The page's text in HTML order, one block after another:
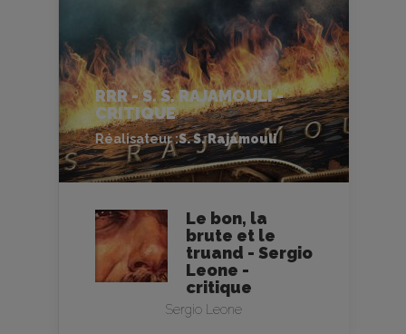
RRR - S. S. RAJAMOULI -
CRITIQUE
Réalisateur :S. S. Rajamouli
Le bon, la
brute et le
truand - Sergio
Leone -
critique
Sergio Leone